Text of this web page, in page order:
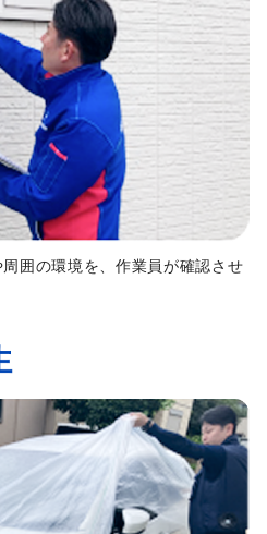
囲の環境を、作業員が確認させ